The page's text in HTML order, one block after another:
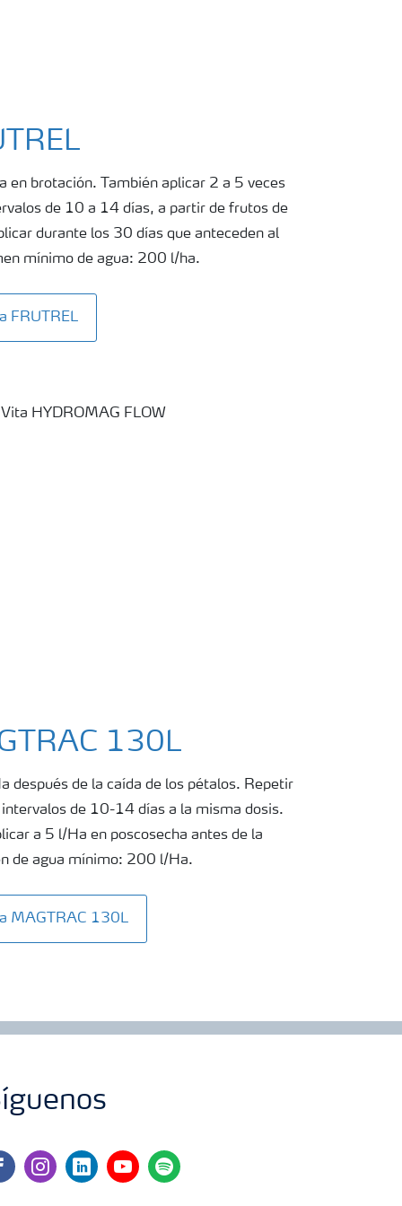
en brotación. También aplicar 2 a 5 veces
de 10 a 14 días, a partir de frutos de
durante los 30 días que anteceden al
mínimo de agua: 200 l/ha.
FRUTREL
130L
después de la caída de los pétalos. Repetir
intervalos de 10-14 días a la misma dosis.
a 5 l/Ha en poscosecha antes de la
de agua mínimo: 200 l/Ha.
MAGTRAC 130L
instagramlinkedinyoutubespotify